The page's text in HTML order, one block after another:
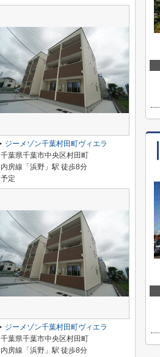
ジーメゾン千葉村田町ヴィエラ
千葉県千葉市中央区村田町
内房線「浜野」駅 徒歩8分
予定
ジーメゾン千葉村田町ヴィエラ
千葉県千葉市中央区村田町
内房線「浜野」駅 徒歩8分